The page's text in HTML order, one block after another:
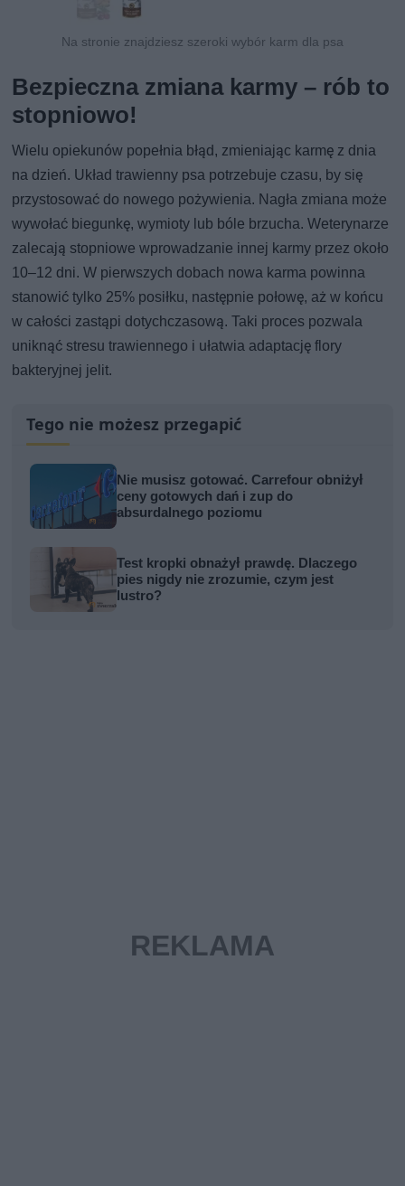
Na stronie znajdziesz szeroki wybór karm dla psa
Bezpieczna zmiana karmy – rób to
stopniowo!
Wielu opiekunów popełnia błąd, zmieniając karmę z dnia
na dzień. Układ trawienny psa potrzebuje czasu, by się
przystosować do nowego pożywienia. Nagła zmiana może
wywołać biegunkę, wymioty lub bóle brzucha. Weterynarze
zalecają stopniowe wprowadzanie innej karmy przez około
10–12 dni. W pierwszych dobach nowa karma powinna
stanowić tylko 25% posiłku, następnie połowę, aż w końcu
w całości zastąpi dotychczasową. Taki proces pozwala
uniknąć stresu trawiennego i ułatwia adaptację flory
bakteryjnej jelit.
Tego nie możesz przegapić
Nie musisz gotować. Carrefour obniżył
ceny gotowych dań i zup do
absurdalnego poziomu
Test kropki obnażył prawdę. Dlaczego
pies nigdy nie zrozumie, czym jest
lustro?